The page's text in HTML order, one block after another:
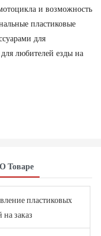
и возможность
пластиковые
для
любителей езды на
Товаре
пластиковых
на заказ